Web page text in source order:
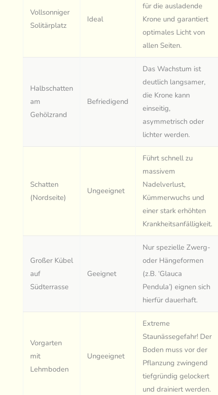
Vollsonniger
Solitärplatz
Ideal
für die ausladende
Krone und garantiert
optimales Licht von
allen Seiten.
Halbschatten
am
Gehölzrand
Befriedigend
Das Wachstum ist
deutlich langsamer,
die Krone kann
einseitig,
asymmetrisch oder
lichter werden.
Schatten
(Nordseite)
Ungeeignet
Führt schnell zu
massivem
Nadelverlust,
Kümmerwuchs und
einer stark erhöhten
Krankheitsanfälligkeit.
Großer Kübel
auf
Südterrasse
Geeignet
Nur spezielle Zwerg-
oder Hängeformen
(z.B. ‘Glauca
Pendula’) eignen sich
hierfür dauerhaft.
Vorgarten
mit
Lehmboden
Ungeeignet
Extreme
Staunässegefahr! Der
Boden muss vor der
Pflanzung zwingend
tiefgründig gelockert
und drainiert werden.